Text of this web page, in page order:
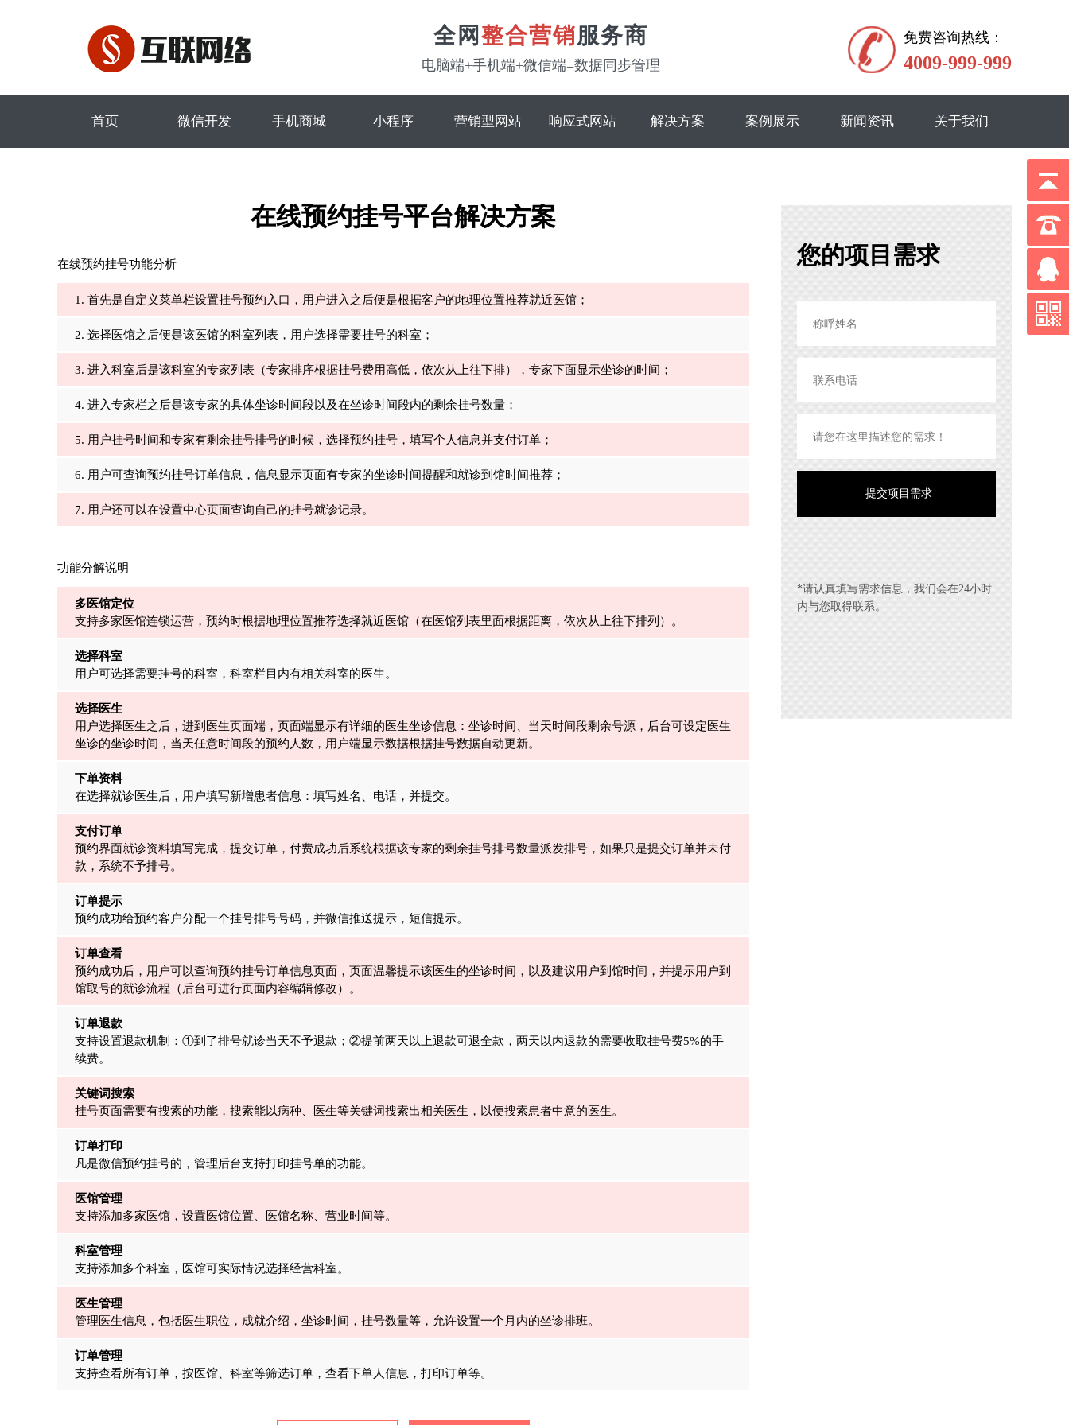
全网 整合营销服务商
电脑端+手机端+微信端=数据同步管理
免费咨询热线：
4009-999-999
首页 微信开发 手机商城 小程序 营销型网站 响应式网站 解决方案 案例展示 新闻资讯 关于我们
在线预约挂号平台解决方案
在线预约挂号功能分析
1. 首先是自定义菜单栏设置挂号预约入口，用户进入之后便是根据客户的地理位置推荐就近医馆；
2. 选择医馆之后便是该医馆的科室列表，用户选择需要挂号的科室；
3. 进入科室后是该科室的专家列表（专家排序根据挂号费用高低，依次从上往下排），专家下面显示坐诊的时间；
4. 进入专家栏之后是该专家的具体坐诊时间段以及在坐诊时间段内的剩余挂号数量；
5. 用户挂号时间和专家有剩余挂号排号的时候，选择预约挂号，填写个人信息并支付订单；
6. 用户可查询预约挂号订单信息，信息显示页面有专家的坐诊时间提醒和就诊到馆时间推荐；
7. 用户还可以在设置中心页面查询自己的挂号就诊记录。
功能分解说明
多医馆定位
支持多家医馆连锁运营，预约时根据地理位置推荐选择就近医馆（在医馆列表里面根据距离，依次从上往下排列）。
选择科室
用户可选择需要挂号的科室，科室栏目内有相关科室的医生。
选择医生
用户选择医生之后，进到医生页面端，页面端显示有详细的医生坐诊信息：坐诊时间、当天时间段剩余号源，后台可设定医生
坐诊的坐诊时间，当天任意时间段的预约人数，用户端显示数据根据挂号数据自动更新。
下单资料
在选择就诊医生后，用户填写新增患者信息：填写姓名、电话，并提交。
支付订单
预约界面就诊资料填写完成，提交订单，付费成功后系统根据该专家的剩余挂号排号数量派发排号，如果只是提交订单并未付
款，系统不予排号。
订单提示
预约成功给预约客户分配一个挂号排号号码，并微信推送提示，短信提示。
订单查看
预约成功后，用户可以查询预约挂号订单信息页面，页面温馨提示该医生的坐诊时间，以及建议用户到馆时间，并提示用户到
馆取号的就诊流程（后台可进行页面内容编辑修改）。
订单退款
支持设置退款机制：①到了排号就诊当天不予退款；②提前两天以上退款可退全款，两天以内退款的需要收取挂号费5%的手
续费。
关键词搜索
挂号页面需要有搜索的功能，搜索能以病种、医生等关键词搜索出相关医生，以便搜索患者中意的医生。
订单打印
凡是微信预约挂号的，管理后台支持打印挂号单的功能。
医馆管理
支持添加多家医馆，设置医馆位置、医馆名称、营业时间等。
科室管理
支持添加多个科室，医馆可实际情况选择经营科室。
医生管理
管理医生信息，包括医生职位，成就介绍，坐诊时间，挂号数量等，允许设置一个月内的坐诊排班。
订单管理
支持查看所有订单，按医馆、科室等筛选订单，查看下单人信息，打印订单等。
您的项目需求
*请认真填写需求信息，我们会在24小时
内与您取得联系。